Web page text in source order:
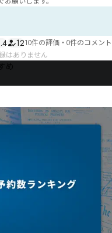
1210件の評価 ・ 0件のコメント
はありません
め